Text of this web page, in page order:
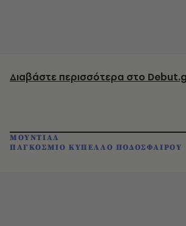
Διαβάστε περισσότερα στο
ΜΟΥΝΤΙΑΛ
ΠΑΓΚΟΣΜΙΟ ΚΥΠΕΛΛΟ ΠΟΔΟΣΦΑΙΡΟΥ